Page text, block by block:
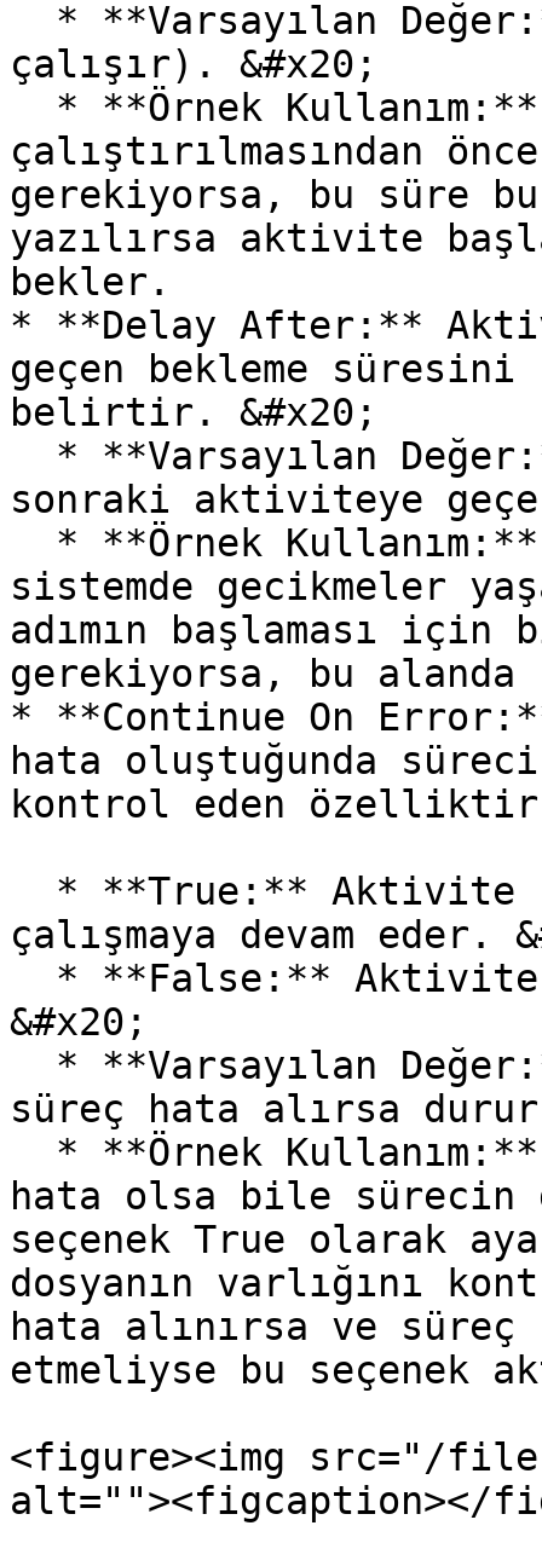
çalışır). &#x20;
çalıştırılmasından
gerekiyorsa, bu süre
yazılırsa aktivite
bekler.
* **Delay After:**
geçen bekleme
belirtir. &#x20;
sonraki aktiviteye
sistemde gecikmeler
adımın başlaması
gerekiyorsa, bu
* **Continue On
hata oluştuğunda
kontrol eden
çalışmaya devam eder.
&#x20;
süreç hata alırsa
hata olsa bile sürecin
seçenek True olarak
dosyanın varlığını
hata alınırsa ve süreç
etmeliyse bu seçenek
<figure><img src="/
alt=""><figcaption></